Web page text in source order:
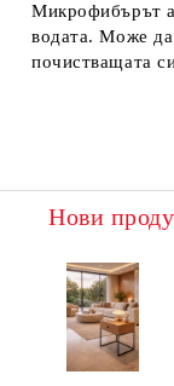
Микрофибърът
водата. Може да
почистващата
Нови